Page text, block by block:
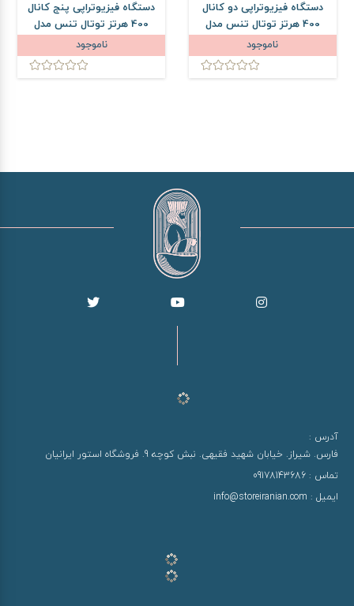
دستگاه فیزیوتراپی دو کانال
400 هرتز توتال تنس مدل
PM70
ناموجود
دستگاه فیزیوتراپی پنج کانال
400 هرتز توتال تنس مدل
PM70
ناموجود
آدرس :
فارس. شیراز. خیابان شهید فقیهی. نبش کوچه 9. فروشگاه استور ایرانیان
تماس : 09178143686
ایمیل : info@storeiranian.com